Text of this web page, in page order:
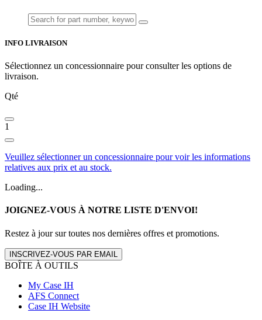
INFO LIVRAISON
Sélectionnez un concessionnaire pour consulter les options de
livraison.
Qté
1
Veuillez sélectionner un concessionnaire pour voir les informations
relatives aux prix et au stock.
Loading...
JOIGNEZ-VOUS À NOTRE LISTE D'ENVOI!
Restez à jour sur toutes nos dernières offres et promotions.
INSCRIVEZ-VOUS PAR EMAIL
BOÎTE À OUTILS
My Case IH
AFS Connect
Case IH Website